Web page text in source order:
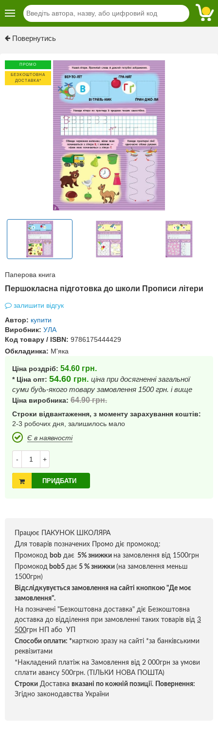
Повернутись
ПРОМО
БЕЗКОШТОВНА
ДОСТАВКА*
Паперова книга
Першокласна підготовка до школи Прописи літери
залишити відгук
Автор: купити
Виробник: УЛА
Код товару / ISBN: 9786175444429
Обкладинка: М'яка
Ціна роздріб: 54.60 грн.
* Ціна опт: 54.60 грн. ціна при досягненні загальної
суми будь-якого товару замовлення 1500 грн. і вище
Ціна виробника: 64.90грн.
Строки відвантаження, з моменту зарахування коштів:
2-3 робочих дня, залишилось мало
Є в наявності
- +
ПРИДБАТИ
Працює ПАКУНОК ШКОЛЯРА
Для товарів позначених Промо діє промокод:
Промокод bob дає 5% знижки на замовлення від 1500грн
Промокод bob5 дає 5 % знижки (на замовлення меньш
1500грн)
Відслідкувується замовлення на сайті кнопкою "Де моє
замовлення".
На позначені "Безкоштовна доставка" діє Безкоштовна
доставка до відділення при замовленні таких товарів від 3
500грн НП або УП
Способи оплати: *карткою зразу на сайті *за банківськими
реквізитами
*Накладений платіж на Замовлення від 2 000грн за умови
сплати авансу 500грн. (ТІЛЬКИ НОВА ПОШТА)
Строки Доставка вказані по кожній позиції.
Повернення:
Згідно законодавства України